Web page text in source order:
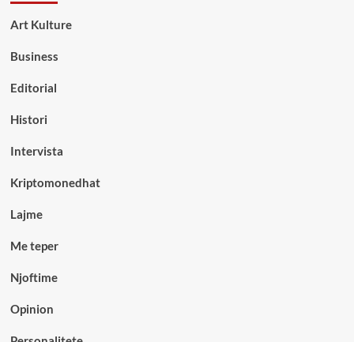
Art Kulture
Business
Editorial
Histori
Intervista
Kriptomonedhat
Lajme
Me teper
Njoftime
Opinion